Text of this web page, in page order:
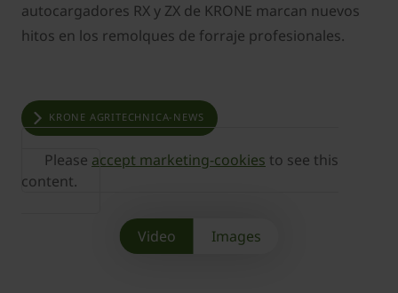
autocargadores RX y ZX de KRONE marcan nuevos
hitos en los remolques de forraje profesionales.
KRONE AGRITECHNICA-NEWS
Please accept marketing-cookies to see this
content.
Video Images